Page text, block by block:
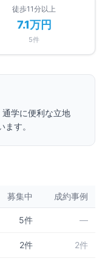
徒歩11分以上
7.1万円
5件
学に便利な立地
す。
募集中 成約事例
5件 —
2件 2件